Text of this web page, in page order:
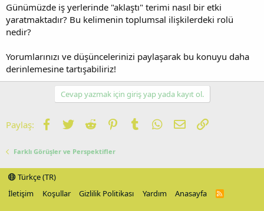
Günümüzde iş yerlerinde "aklaştı" terimi nasıl bir etki
yaratmaktadır? Bu kelimenin toplumsal ilişkilerdeki rolü
nedir?
Yorumlarınızı ve düşüncelerinizi paylaşarak bu konuyu daha
derinlemesine tartışabiliriz!
Cevap yazmak için giriş yap yada kayıt ol.
Paylaş: Facebook
TwitterReddit PinterestTumblrWhatsApp
E-postaLink
Farklı Görüşler ve Perspektifler
Türkçe (TR)
İletişim
Koşullar Gizlilik Politikası Yardım Anasayfa
R